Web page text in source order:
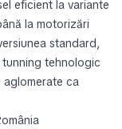
eficient la variante
la motorizări
standard,
tehnologic
ca